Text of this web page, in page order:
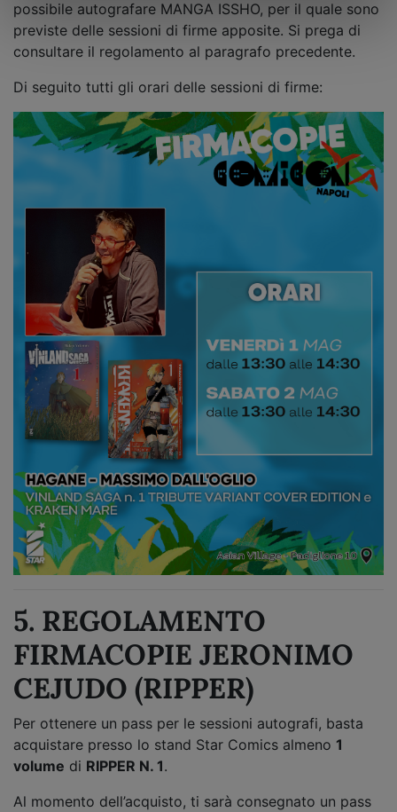
possibile autografare MANGA ISSHO, per il quale sono
previste delle sessioni di firme apposite. Si prega di
consultare il regolamento al paragrafo precedente.
Di seguito tutti gli orari delle sessioni di firme:
5. REGOLAMENTO
FIRMACOPIE JERONIMO
CEJUDO (RIPPER)
Per ottenere un pass per le sessioni autografi, basta
acquistare presso lo stand Star Comics almeno 1
volume di RIPPER N. 1.
Al momento dell’acquisto, ti sarà consegnato un pass